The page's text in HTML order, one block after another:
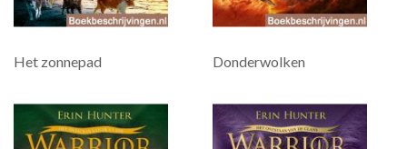
Het zonnepad Donderwolken